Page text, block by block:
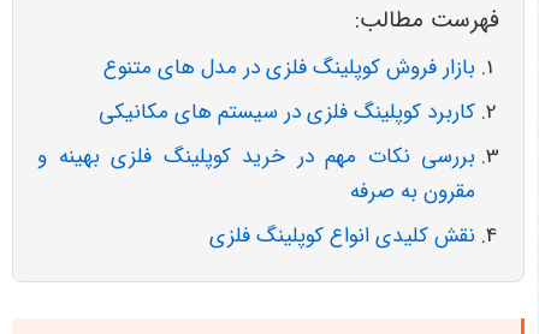
فهرست مطالب:
بازار فروش کوپلینگ فلزی در مدل های متنوع
کاربرد کوپلینگ فلزی در سیستم های مکانیکی
بررسی نکات مهم در خرید کوپلینگ فلزی بهینه و
مقرون به صرفه
نقش کلیدی انواع کوپلینگ فلزی